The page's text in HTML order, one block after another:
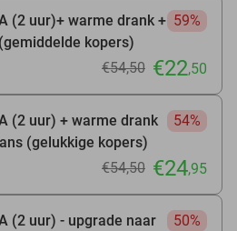
(2 uur)+ warme drank +
kopers)
59%
€54,50 €22,50
(2 uur) + warme drank
(gelukkige kopers)
54%
€54,50 €24,95
(2 uur) - upgrade naar
50%